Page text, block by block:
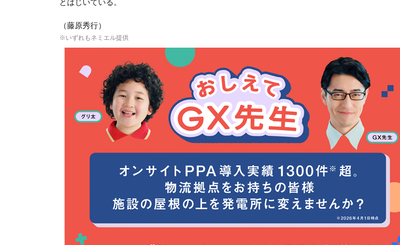
（藤原秀行）
※いずれもネミエル提供